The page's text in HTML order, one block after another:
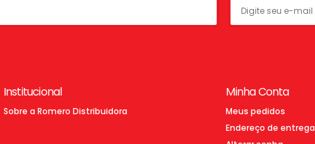
Institucional
Sobre a Romero Distribuidora
Minha Conta
Meus pedidos
Endereço de entrega